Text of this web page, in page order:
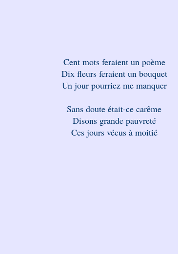
Cent mots feraient un poème
Dix fleurs feraient un bouquet
Un jour pourriez me manquer
Sans doute était-ce carême
Disons grande pauvreté
Ces jours vécus à moitié